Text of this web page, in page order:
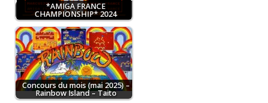
*AMIGA FRANCE
CHAMPIONSHIP* 2024
Concours du mois (mai 2025) –
Rainbow Island – Taito